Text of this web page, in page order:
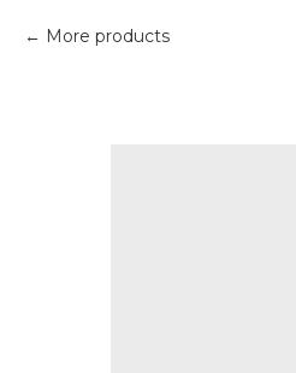
More products